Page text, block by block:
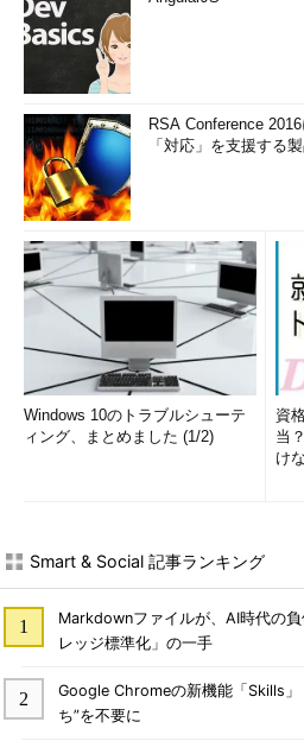
RSA Conference
「対応」を支援する
Windows 10のトラブルシューテ
ィング、まとめました (1/2)
資
当
け
Smart & Social 記事ランキング
Markdownファイルが、AI時代の
レッジ標準化」の一手
Google Chromeの新機能「Skills
ち”を不要に